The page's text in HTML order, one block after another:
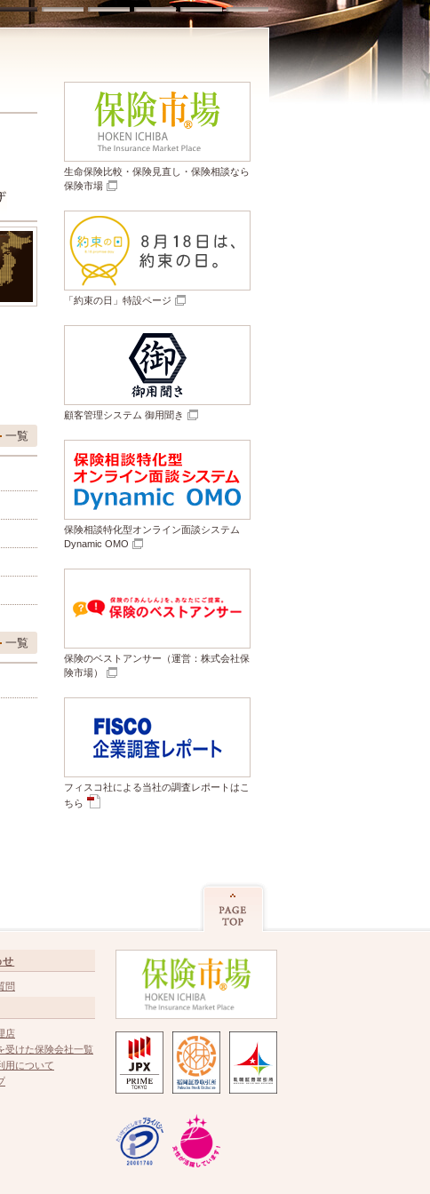
1 2 3 4 5 6
一覧
一覧
生命保険比較・保険見直し・保険相談なら
保険市場
「約束の日」特設ページ
顧客管理システム 御用聞き
保険相談特化型オンライン面談システム
Dynamic OMO
保険のベストアンサー（運営：株式会社保
険市場）
フィスコ社による当社の調査レポートはこ
ちら
せ
問
店
受けた保険会社一覧
用について